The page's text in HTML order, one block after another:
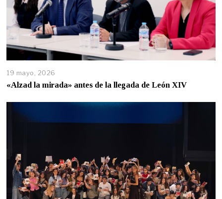
19 mayo, 2026
«Alzad la mirada» antes de la llegada de León XIV